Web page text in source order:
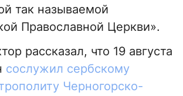
так называемой
Православной Церкви».
рассказал, что 19 августа
сослужил сербскому
Черногорско-